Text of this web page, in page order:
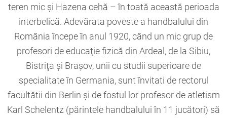
teren mic şi Hazena cehă – în toată această perioada
interbelică. Adevărata poveste a handbalului din
România începe în anul 1920, când un mic grup de
profesori de educaţie fizică din Ardeal, de la Sibiu,
Bistriţa şi Braşov, unii cu studii superioare de
specialitate în Germania, sunt învitati de rectorul
facultătii din Berlin şi de fostul lor profesor de atletism
Karl Schelentz (părintele handbalului în 11 jucători) să